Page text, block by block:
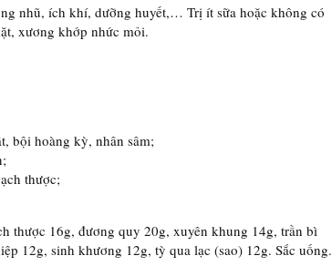
nhũ, ích khí, dưỡng huyết,… Trị ít sữa hoặc không có
xương khớp nhức mỏi.
bội hoàng kỳ, nhân sâm;
thược;
thược 16g, đương quy 20g, xuyên khung 14g, trần bì
12g, sinh khương 12g, tỳ qua lạc (sao) 12g. Sắc uống.